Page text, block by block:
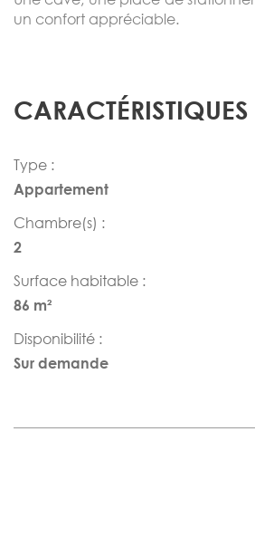
un confort appréciable.
Type :
Appartement
Chambre(s) :
2
Surface habitable :
86 m²
Disponibilité :
Sur demande